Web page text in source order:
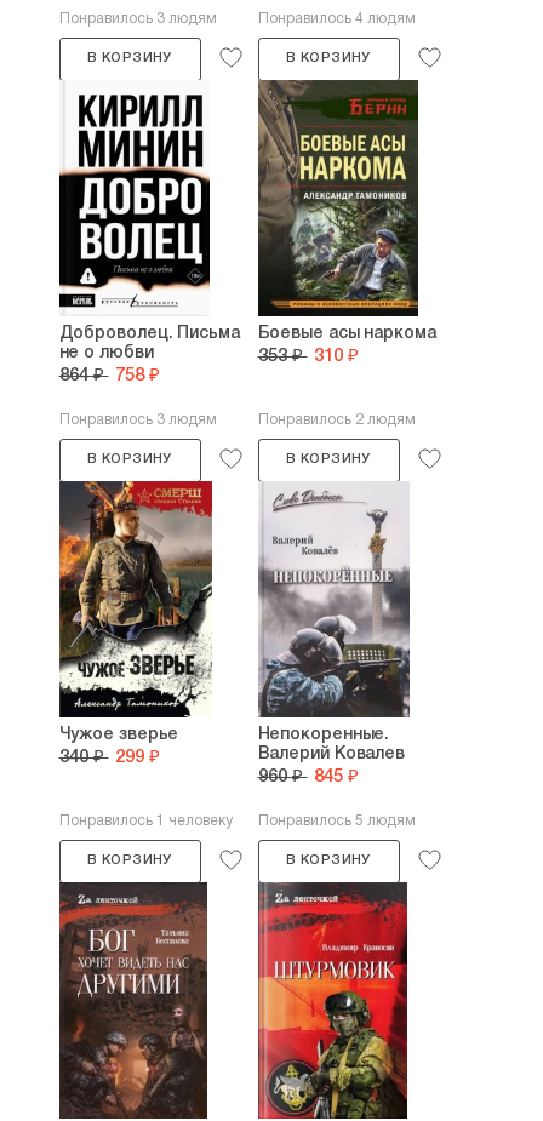
Понравилось 3 людям
В КОРЗИНУ
Понравилось 4 людям
В КОРЗИНУ
Доброволец. Письма
не о любви
864 ₽ 758 ₽
Понравилось 3 людям
В КОРЗИНУ
Боевые асы наркома
353 ₽ 310 ₽
Понравилось 2 людям
В КОРЗИНУ
Чужое зверье
340 ₽ 299 ₽
Понравилось 1 человеку
В КОРЗИНУ
Непокоренные.
Валерий Ковалев
960 ₽ 845 ₽
Понравилось 5 людям
В КОРЗИНУ